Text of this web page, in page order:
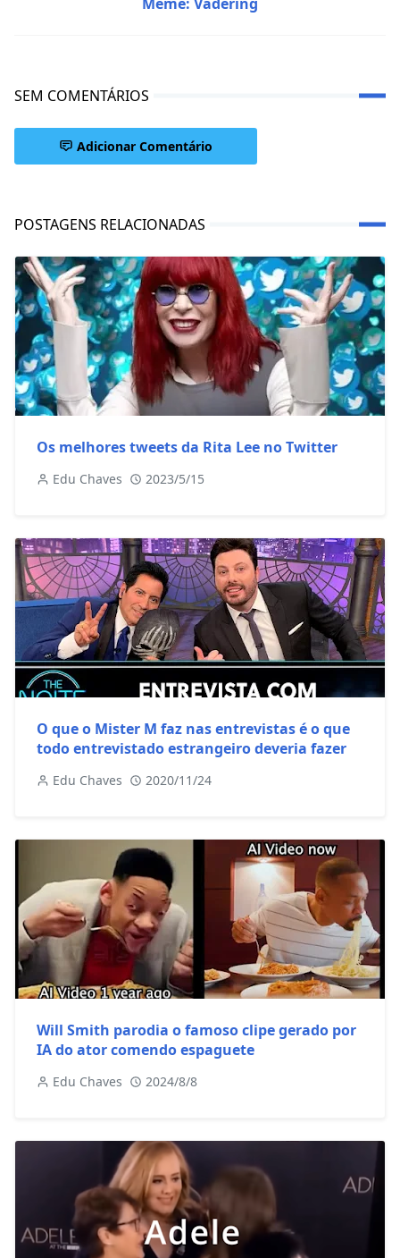
Meme: Vadering
SEM COMENTÁRIOS
Adicionar Comentário
POSTAGENS RELACIONADAS
Os melhores tweets da Rita Lee no Twitter
Edu Chaves 2023/5/15
O que o Mister M faz nas entrevistas é o que
todo entrevistado estrangeiro deveria fazer
Edu Chaves 2020/11/24
Will Smith parodia o famoso clipe gerado por
IA do ator comendo espaguete
Edu Chaves 2024/8/8